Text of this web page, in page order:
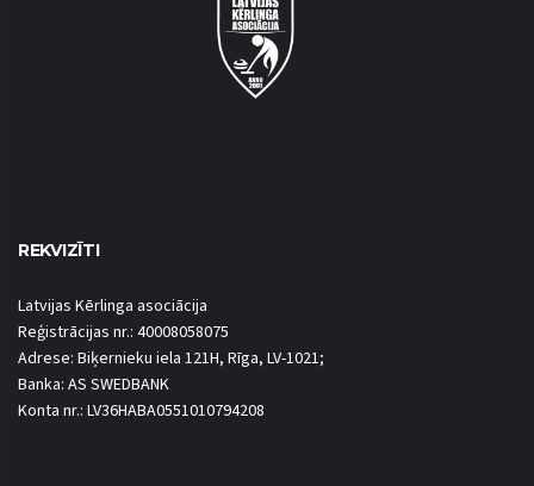
REKVIZĪTI
Latvijas Kērlinga asociācija
Reģistrācijas nr.: 40008058075
Adrese: Biķernieku iela 121H, Rīga, LV-1021;
Banka: AS SWEDBANK
Konta nr.: LV36HABA0551010794208